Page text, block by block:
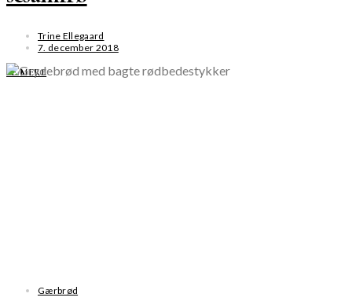
Trine Ellegaard
7. december 2018
SE MERE
Gærbrød